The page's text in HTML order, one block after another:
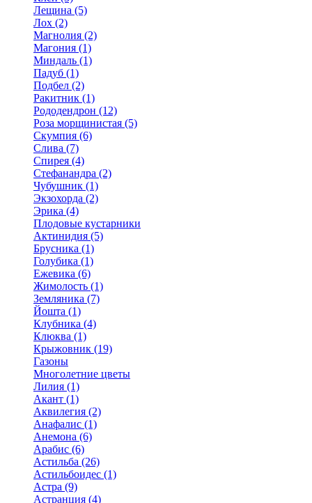
Лещина (5)
Лох (2)
Магнолия (2)
Магония (1)
Миндаль (1)
Падуб (1)
Подбел (2)
Ракитник (1)
Рододендрон (12)
Роза морщинистая (5)
Скумпия (6)
Слива (7)
Спирея (4)
Стефанандра (2)
Чубушник (1)
Экзохорда (2)
Эрика (4)
Плодовые кустарники
Актинидия (5)
Брусника (1)
Голубика (1)
Ежевика (6)
Жимолость (1)
Земляника (7)
Йошта (1)
Клубника (4)
Клюква (1)
Крыжовник (19)
Газоны
Многолетние цветы
Лилия (1)
Акант (1)
Аквилегия (2)
Анафалис (1)
Анемона (6)
Арабис (6)
Астильба (26)
Астильбоидес (1)
Астра (9)
Астранция (4)